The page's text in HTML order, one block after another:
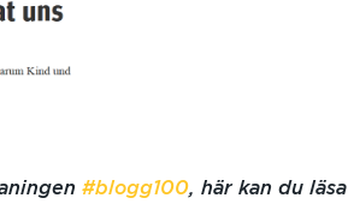
#blogg100, här kan du läsa